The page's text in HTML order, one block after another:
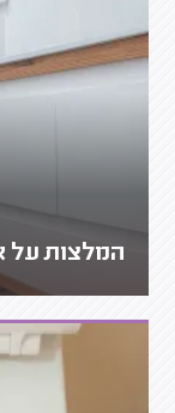
המלצות על